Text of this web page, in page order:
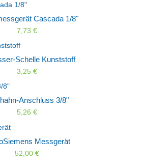
Cascada 1/8"
7,73 €
Schelle Kunststoff
3,25 €
Anschluss 3/8"
5,26 €
Messgerät
52,00 €